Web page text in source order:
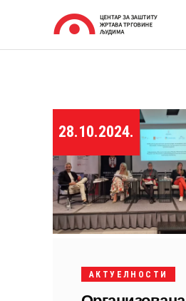
28.10.2024.
АКТУЕЛНОСТИ